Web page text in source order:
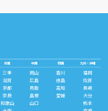
近畿
三重
滋賀
京都
奈良
和歌山
中国
岡山
広島
鳥取
島根
山口
四国
香川
徳島
高知
愛媛
九州・沖縄
福岡
佐賀
長崎
大分
熊本